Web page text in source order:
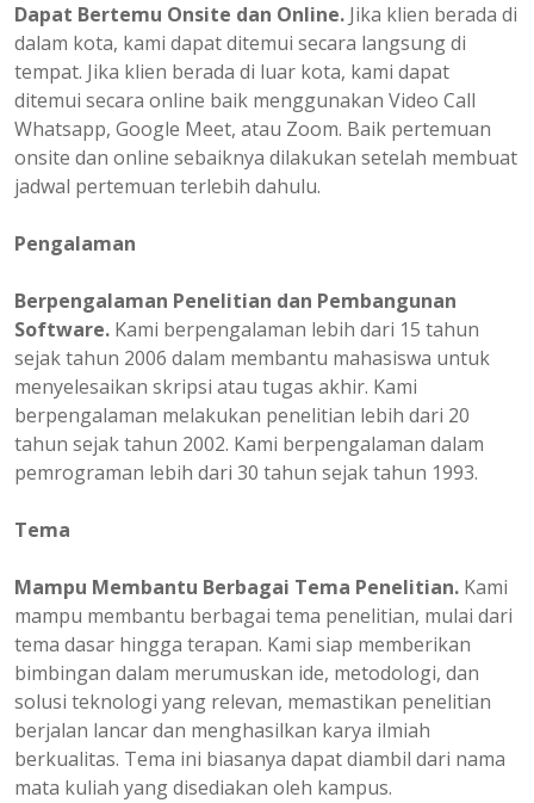
Dapat Bertemu Onsite dan Online. Jika klien berada di
dalam kota, kami dapat ditemui secara langsung di
tempat. Jika klien berada di luar kota, kami dapat
ditemui secara online baik menggunakan Video Call
Whatsapp, Google Meet, atau Zoom. Baik pertemuan
onsite dan online sebaiknya dilakukan setelah membuat
jadwal pertemuan terlebih dahulu.
Pengalaman
Berpengalaman Penelitian dan Pembangunan
Software. Kami berpengalaman lebih dari 15 tahun
sejak tahun 2006 dalam membantu mahasiswa untuk
menyelesaikan skripsi atau tugas akhir. Kami
berpengalaman melakukan penelitian lebih dari 20
tahun sejak tahun 2002. Kami berpengalaman dalam
pemrograman lebih dari 30 tahun sejak tahun 1993.
Tema
Mampu Membantu Berbagai Tema Penelitian. Kami
mampu membantu berbagai tema penelitian, mulai dari
tema dasar hingga terapan. Kami siap memberikan
bimbingan dalam merumuskan ide, metodologi, dan
solusi teknologi yang relevan, memastikan penelitian
berjalan lancar dan menghasilkan karya ilmiah
berkualitas. Tema ini biasanya dapat diambil dari nama
mata kuliah yang disediakan oleh kampus.